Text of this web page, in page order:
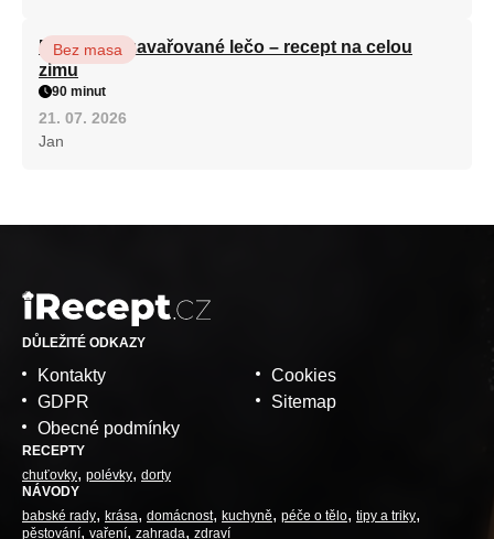
Babiččino zavařované lečo – recept na celou
zimu
Bez masa
90 minut
21. 07. 2026
Jan
DŮLEŽITÉ ODKAZY
Kontakty
GDPR
Obecné podmínky
Cookies
Sitemap
RECEPTY
chuťovky polévky dorty
NÁVODY
babské rady krása domácnost kuchyně péče o tělo tipy a triky
pěstování vaření zahrada zdraví